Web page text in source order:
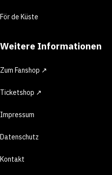
För de Küste
Weitere Informationen
Zum Fanshop ↗
Ticketshop ↗
Impressum
Datenschutz
Kontakt